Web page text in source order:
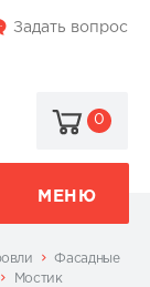
Задать вопрос
0
МЕНЮ
Фасадные
Мостик